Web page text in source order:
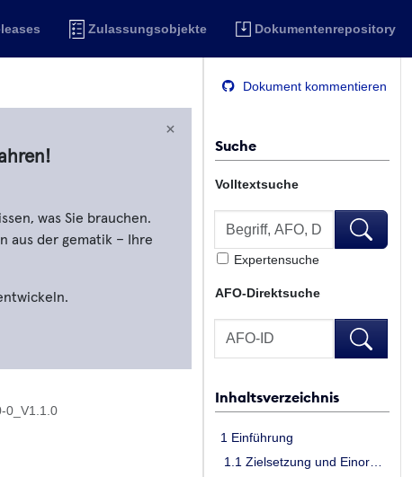
Zulassungsobjekte Dokumentenrepository
Dokument kommentieren
Suche
Volltextsuche
Expertensuche
AFO-Direktsuche
AFO-
Inhaltsverzeichnis
1 Einführung
×
was Sie brauchen.
aus der gematik – Ihre
0_V1.1.0